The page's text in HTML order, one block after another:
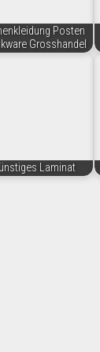
Posten
Grosshandel
Laminat